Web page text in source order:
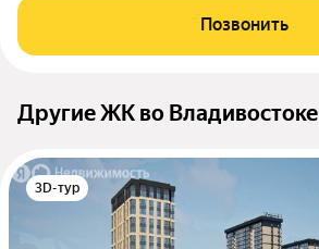
Позвонить
Другие ЖК во Владивостоке
3D-тур